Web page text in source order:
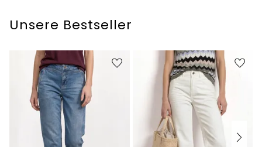
Unsere Bestseller